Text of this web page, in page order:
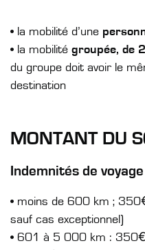
• la mobilité d’une
• la mobilité groupée, de
du groupe doit avoir le
destination
MONTANT DU
Indemnités de voyage
• moins de 600 km ;
sauf cas exceptionnel)
• 601 à 5 000 km : 350€